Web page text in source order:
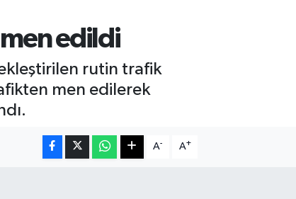
edildi
rutin trafik
men edilerek
A- A+